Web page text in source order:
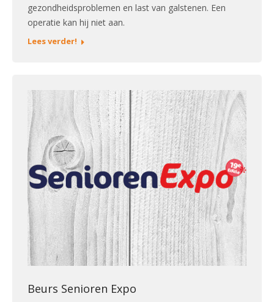
gezondheidsproblemen en last van galstenen. Een
operatie kan hij niet aan.
Lees verder!
Beurs Senioren Expo